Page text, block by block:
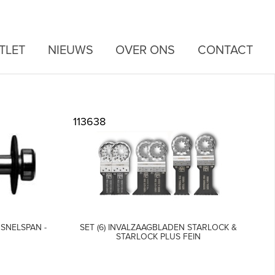
NIEUWS OVER ONS CONTACT
-
113638
SET (6) INVALZAAGBLADEN STARLOCK &
STARLOCK PLUS FEIN